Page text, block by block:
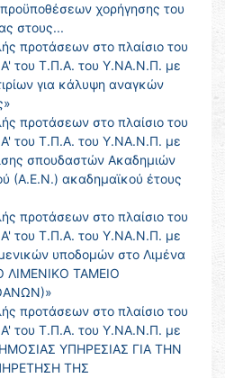
χορήγησης του
στους...
προτάσεων στο πλαίσιο του
του Τ.Π.Α. του Υ.ΝΑ.Ν.Π. με
για κάλυψη αναγκών
προτάσεων στο πλαίσιο του
του Τ.Π.Α. του Υ.ΝΑ.Ν.Π. με
σπουδαστών Ακαδημιών
(Α.Ε.Ν.) ακαδημαϊκού έτους
προτάσεων στο πλαίσιο του
του Τ.Π.Α. του Υ.ΝΑ.Ν.Π. με
υποδομών στο Λιμένα
ΛΙΜΕΝΙΚΟ ΤΑΜΕΙΟ
προτάσεων στο πλαίσιο του
του Τ.Π.Α. του Υ.ΝΑ.Ν.Π. με
ΥΠΗΡΕΣΙΑΣ ΓΙΑ ΤΗΝ
ΤΗΣ